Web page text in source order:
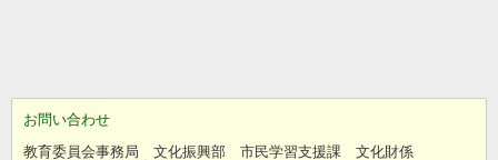
お問い合わせ
教育委員会事務局 文化振興部 市民学習支援課 文化財係